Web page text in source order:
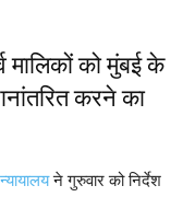
मालिकों को मुंबई के
करने का
ने गुरुवार को निर्देश